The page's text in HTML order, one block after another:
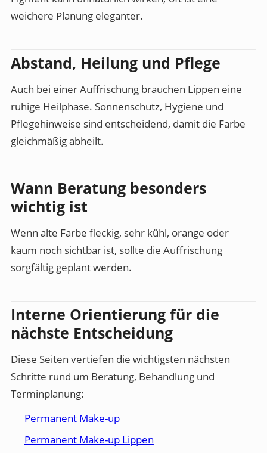
weichere Planung eleganter.
Abstand, Heilung und Pflege
Auch bei einer Auffrischung brauchen Lippen eine
ruhige Heilphase. Sonnenschutz, Hygiene und
Pflegehinweise sind entscheidend, damit die Farbe
gleichmäßig abheilt.
Wann Beratung besonders
wichtig ist
Wenn alte Farbe fleckig, sehr kühl, orange oder
kaum noch sichtbar ist, sollte die Auffrischung
sorgfältig geplant werden.
Interne Orientierung für die
nächste Entscheidung
Diese Seiten vertiefen die wichtigsten nächsten
Schritte rund um Beratung, Behandlung und
Terminplanung:
Permanent Make-up
Permanent Make-up Lippen